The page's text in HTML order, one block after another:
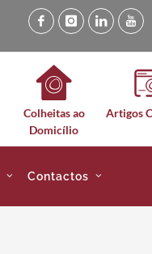
Colheitas ao
Domicílio
Artigos
Contactos